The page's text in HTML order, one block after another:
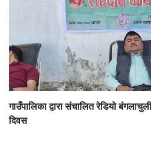
गाउँपालिका द्वारा संचालित रेडियो
दिवस